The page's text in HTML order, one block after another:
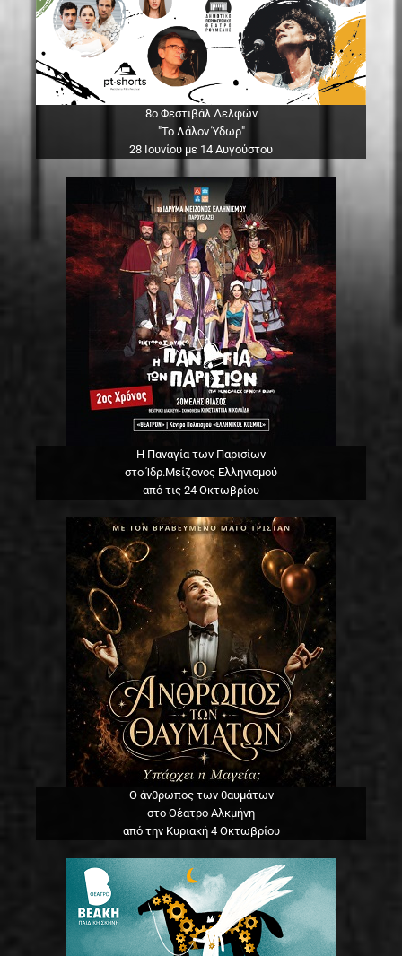
8ο Φεστιβάλ Δελφών
"Το Λάλον Ύδωρ"
28 Ιουνίου με 14 Αυγούστου
Η Παναγία των Παρισίων
στο Ίδρ.Μείζονος Ελληνισμού
από τις 24 Οκτωβρίου
Ο άνθρωπος των θαυμάτων
στο Θέατρο Αλκμήνη
από την Κυριακή 4 Οκτωβρίου